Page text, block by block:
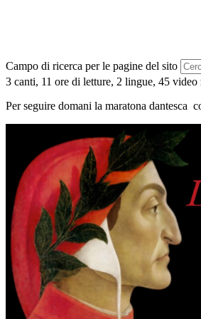
Campo di ricerca per le pagine del sito
3 canti, 11 ore di letture, 2 lingue, 45
Per seguire domani la maratona dantesca